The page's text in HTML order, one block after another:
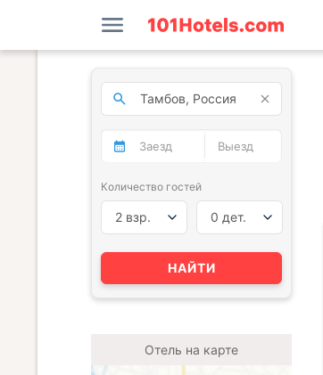
Количество гостей
2 взр. 0 дет.
НАЙТИ
Отель на карте